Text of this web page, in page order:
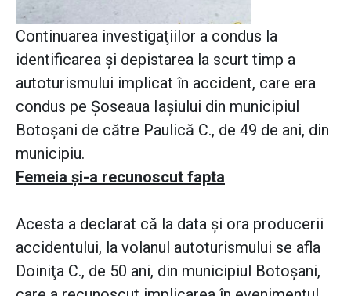
Continuarea investigaţiilor a condus la
identificarea şi depistarea la scurt timp a
autoturismului implicat în accident, care era
condus pe Şoseaua Iaşiului din municipiul
Botoşani de către Paulică C., de 49 de ani, din
municipiu.
Femeia şi-a recunoscut fapta
Acesta a declarat că la data şi ora producerii
accidentului, la volanul autoturismului se afla
Doiniţa C., de 50 ani, din municipiul Botoşani,